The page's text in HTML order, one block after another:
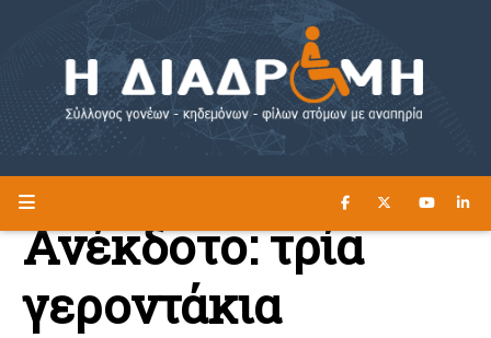
Η ΔΙΑΔΡΟΜΗ ΔΙΑΒΑΣΤΕ ΕΔΩ ►
Ανέκδοτο: τρία
γεροντάκια